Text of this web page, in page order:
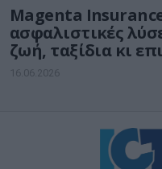
Magenta
ασφαλιστικές
ζωή, ταξίδια κι
16.06.2026